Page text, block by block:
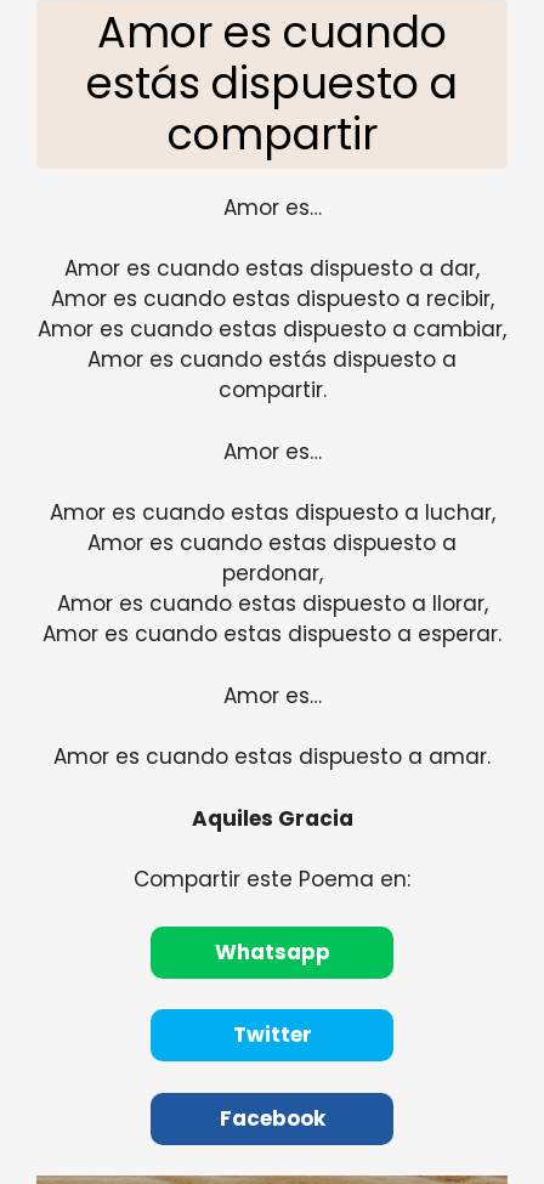
Amor es cuando
estás dispuesto a
compartir
Amor es…
Amor es cuando estas dispuesto a dar,
Amor es cuando estas dispuesto a recibir,
Amor es cuando estas dispuesto a cambiar,
Amor es cuando estás dispuesto a
compartir.
Amor es…
Amor es cuando estas dispuesto a luchar,
Amor es cuando estas dispuesto a
perdonar,
Amor es cuando estas dispuesto a llorar,
Amor es cuando estas dispuesto a esperar.
Amor es…
Amor es cuando estas dispuesto a amar.
Aquiles Gracia
Compartir este Poema en:
Whatsapp
Twitter
Facebook